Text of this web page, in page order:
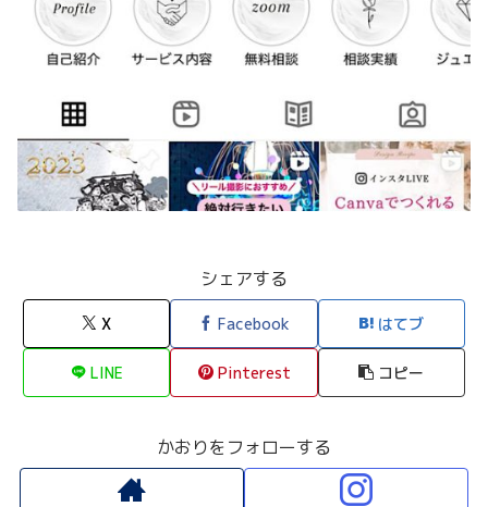
シェアする
X Facebook はてブ
LINE Pinterest コピー
かおりをフォローする